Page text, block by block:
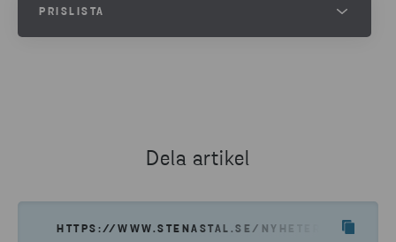
PRISLISTA
Dela artikel
HTTPS://WWW.STENASTAL.SE/NYHETER--